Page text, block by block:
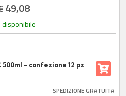
49,08
disponibile
- confezione 12 pz
SPEDIZIONE GRATUITA